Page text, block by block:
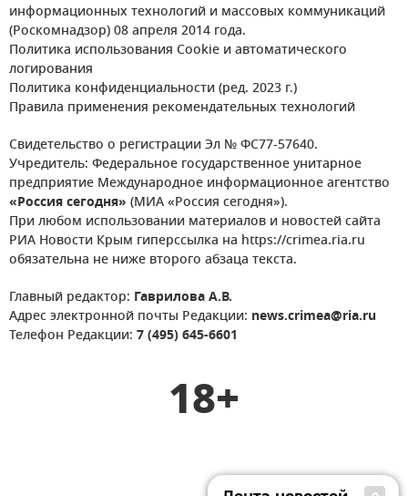
информационных технологий и массовых коммуникаций
(Роскомнадзор) 08 апреля 2014 года.
Политика использования Cookie и автоматического
логирования
Политика конфиденциальности (ред. 2023 г.)
Правила применения рекомендательных технологий
Свидетельство о регистрации Эл № ФС77-57640.
Учредитель: Федеральное государственное унитарное
предприятие Международное информационное агентство
«Россия сегодня» (МИА «Россия сегодня»).
При любом использовании материалов и новостей сайта
РИА Новости Крым гиперссылка на https://crimea.ria.ru
обязательна не ниже второго абзаца текста.
Главный редактор: Гаврилова А.В.
Адрес электронной почты Редакции: news.crimea@ria.ru
Телефон Редакции: 7 (495) 645-6601
18+